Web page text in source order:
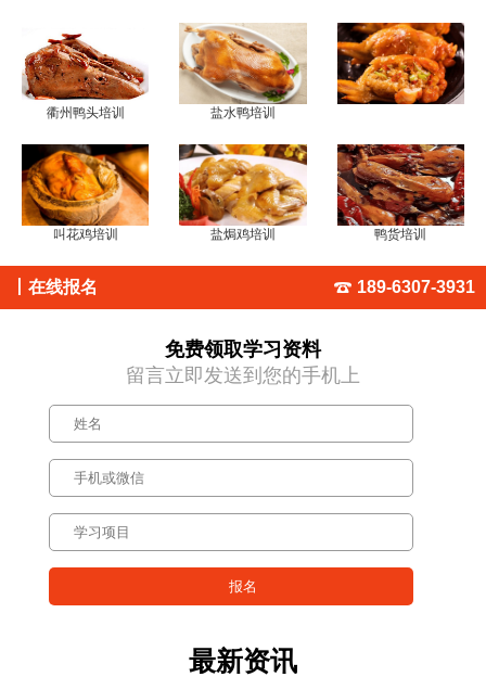
衢州鸭头培训 盐水鸭培训
叫花鸡培训 盐焗鸡培训 鸭货培训
在线报名 189-6307-3931
免费领取学习资料
留言立即发送到您的手机上
最新资讯